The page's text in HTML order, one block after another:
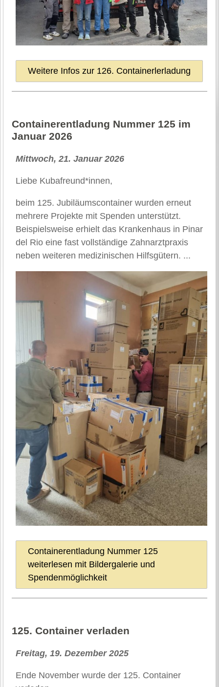
Weitere Infos zur 126. Containerlerladung
Container­entladung Nummer 125 im
Januar 2026
Mittwoch, 21. Januar 2026
Liebe Kubafreund*innen,
beim 125. Jubiläumscontainer wurden erneut
mehrere Projekte mit Spenden unterstützt.
Beispielsweise erhielt das Krankenhaus in Pinar
del Rio eine fast vollständige Zahnarztpraxis
neben weiteren medizinischen Hilfsgütern. ...
Containerentladung Nummer 125
weiterlesen mit Bildergalerie und
Spendenmöglichkeit
125. Container verladen
Freitag, 19. Dezember 2025
Ende November wurde der 125. Container